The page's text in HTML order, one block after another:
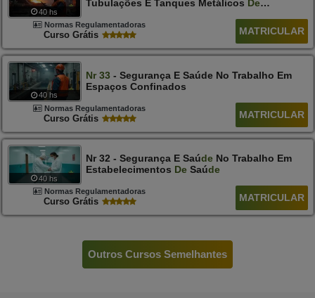
40 hs
Tubulações E Tanques Metálicos De
Normas Regulamentadoras
Curso Grátis MATRICULAR
40 hs
Nr 33 - Segurança E Saúde No Trabalho Em
Espaços Confinados
Normas Regulamentadoras
Curso Grátis MATRICULAR
40 hs
Nr 32 - Segurança E SaúDeNo Trabalho Em
Estabelecimentos DeSaúDe
Normas Regulamentadoras
Curso Grátis MATRICULAR
Outros Cursos Semelhantes